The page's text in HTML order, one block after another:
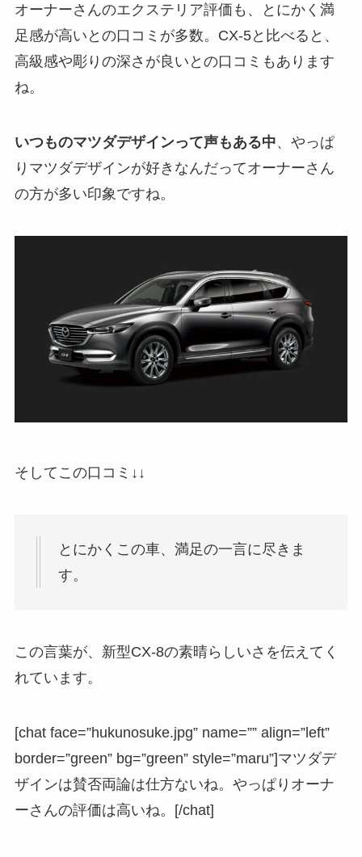
オーナーさんのエクステリア評価も、とにかく満
足感が高いとの口コミが多数。 CX-5と比べると、
高級感や彫りの深さが良いとの口コミもあります
ね。
いつものマツダデザインって声もある中、やっぱ
りマツダデザインが好きなんだってオーナーさん
の方が多い印象ですね。
そしてこの口コミ↓↓
とにかくこの車、満足の一言に尽きま
す。
この言葉が、新型CX-8の素晴らしいさを伝えてく
れています。
[chat face=”hukunosuke.jpg” name=”” align=”left”
border=”green” bg=”green” style=”maru”]マツダデ
ザインは賛否両論は仕方ないね。やっぱりオーナ
ーさんの評価は高いね。[/chat]